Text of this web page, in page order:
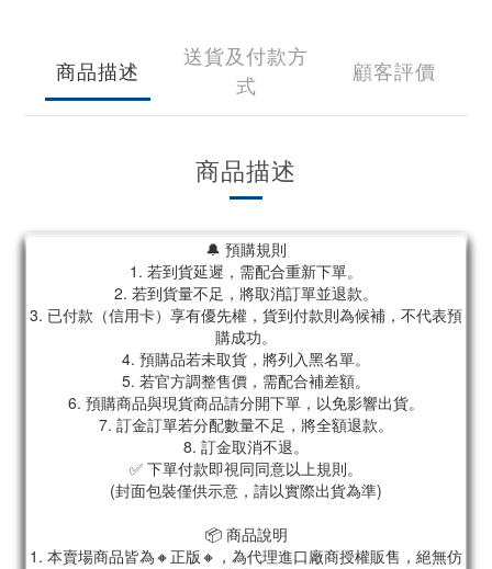
商品描述
送貨及付款方
式
顧客評價
商品描述
🔔 預購規則
1. 若到貨延遲，需配合重新下單。
2. 若到貨量不足，將取消訂單並退款。
3. 已付款（信用卡）享有優先權，貨到付款則為候補，不代表預
購成功。
4. 預購品若未取貨，將列入黑名單。
5. 若官方調整售價，需配合補差額。
6. 預購商品與現貨商品請分開下單，以免影響出貨。
7. 訂金訂單若分配數量不足，將全額退款。
8. 訂金取消不退。
✅ 下單付款即視同同意以上規則。
(封面包裝僅供示意，請以實際出貨為準)
📦 商品說明
1. 本賣場商品皆為🔸正版🔸，為代理進口廠商授權販售，絕無仿